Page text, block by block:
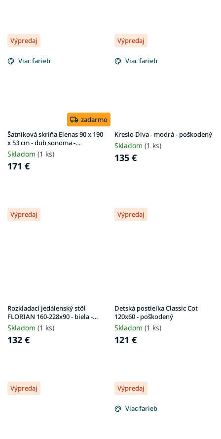
Výpredaj
Viac farieb
zadarmo
Šatníková skriňa Elenas 90 x 190
x 53 cm - dub sonoma -
poškodený
Skladom (1 ks)
171 €
Výpredaj
Viac farieb
Kreslo Diva - modrá - poškodený
Skladom (1 ks)
135 €
Výpredaj
Rozkladací jedálenský stôl
FLORIAN 160-228x90 - biela -
poškodený
Skladom (1 ks)
132 €
Výpredaj
Detská postieľka Classic Cot
120x60 - poškodený
Skladom (1 ks)
121 €
Výpredaj Výpredaj
Viac farieb